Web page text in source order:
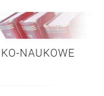
NAUKOWE